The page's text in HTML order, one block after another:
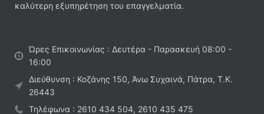
καλύτερη εξυπηρέτηση του επαγγελματία.
Ώρες Επικοινωνίας : Δευτέρα - Παρασκευή 08:00 -
16:00
Διεύθυνση : Κοζάνης 150, Άνω Συχαινά, Πάτρα, Τ.Κ.
26443
Τηλέφωνα : 2610 434 504, 2610 435 475